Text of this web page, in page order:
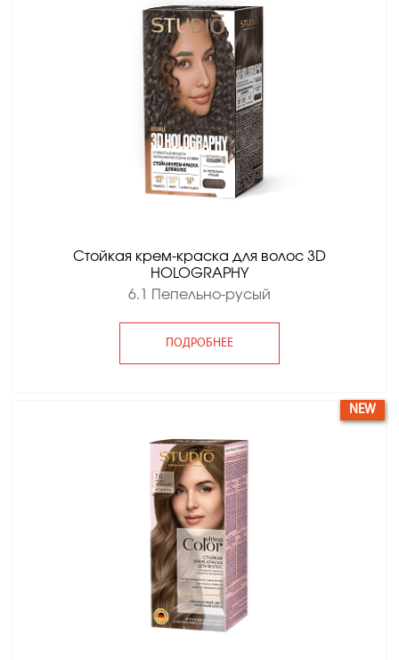
Стойкая крем-краска для волос 3D
HOLOGRAPHY
6.1 Пепельно-русый
ПОДРОБНЕЕ
NEW